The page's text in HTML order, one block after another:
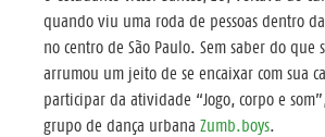
quando viu uma roda de pessoas dentro da
no centro de São Paulo. Sem saber do que
arrumou um jeito de se encaixar com sua
participar da atividade “Jogo, corpo e
grupo de dança urbana Zumb.boys.